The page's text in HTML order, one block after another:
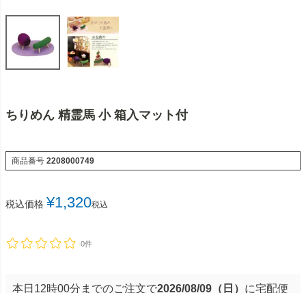
ちりめん 精霊馬 小 箱入マット付
商品番号 2208000749
税込価格 ¥1,320税込
0件
本日 12時00分 までのご注文で2026/08/09（日） に宅配便